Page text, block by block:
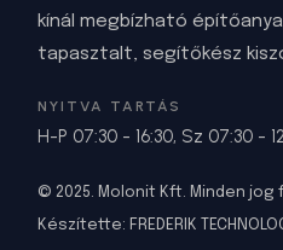
kínál megbízható
tapasztalt, segítőkész
NYITVA TARTÁS
H-P 07:30 - 16:30, Sz 07:30 -
© 2025. Molonit Kft. Minden jog
Készítette: FREDERIK